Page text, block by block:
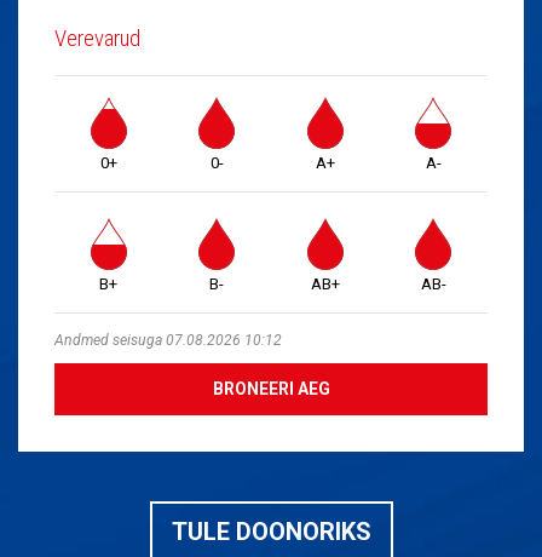
Verevarud
0+ 0- A+ A-
B+ B- AB+ AB-
Andmed seisuga 07.08.2026 10:12
BRONEERI AEG
TULE DOONORIKS